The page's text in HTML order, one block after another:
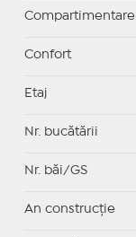
Compartimentare
Confort
Etaj
Nr. bucătării
Nr. băi/GS
An construcție